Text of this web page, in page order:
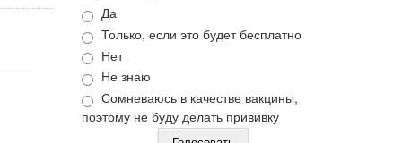
Варианты
Да
Только, если это будет бесплатно
Нет
Не знаю
Сомневаюсь в качестве вакцины,
поэтому не буду делать прививку